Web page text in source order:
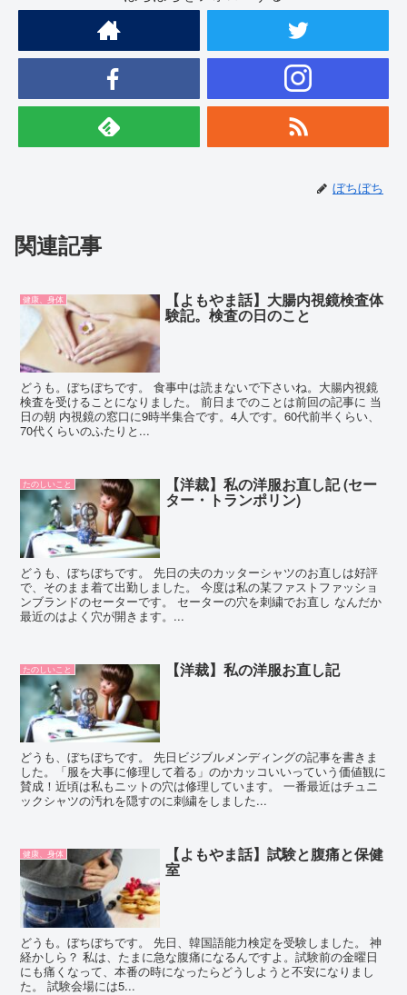
ぼちぼち
関連記事
健康、身体 【よもやま話】大腸内視鏡検査体
験記。検査の日のこと
どうも。ぼちぼちです。 食事中は読まないで下さいね。大腸内視鏡
検査を受けることになりました。 前日までのことは前回の記事に 当
日の朝 内視鏡の窓口に9時半集合です。4人です。60代前半くらい、
70代くらいのふたりと...
たのしいこと 【洋裁】私の洋服お直し記 (セー
ター・トランポリン)
どうも、ぼちぼちです。 先日の夫のカッターシャツのお直しは好評
で、そのまま着て出勤しました。 今度は私の某ファストファッショ
ンブランドのセーターです。 セーターの穴を刺繍でお直し なんだか
最近のはよく穴が開きます。...
たのしいこと 【洋裁】私の洋服お直し記
どうも、ぼちぼちです。 先日ビジブルメンディングの記事を書きま
した。「服を大事に修理して着る」のかカッコいいっていう価値観に
賛成！近頃は私もニットの穴は修理しています。 一番最近はチュニ
ックシャツの汚れを隠すのに刺繍をしました...
健康、身体 【よもやま話】試験と腹痛と保健
室
どうも。ぼちぼちです。 先日、韓国語能力検定を受験しました。 神
経かしら？ 私は、たまに急な腹痛になるんですよ。試験前の金曜日
にも痛くなって、本番の時になったらどうしようと不安になりまし
た。 試験会場には5...